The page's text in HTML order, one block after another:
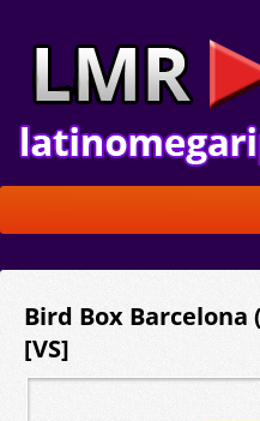
Bird Box Barcelona
[VS]